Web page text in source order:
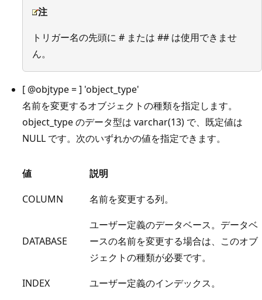
注
トリガー名の先頭に # または ## は使用できませ
ん。
[ @objtype= ] 'object_type'
名前を変更するオブジェクトの種類を指定します。
object_type のデータ型は varchar(13) で、既定値は
NULL です。次のいずれかの値を指定できます。
値
説明
COLUMN
名前を変更する列。
DATABASE
ユーザー定義のデータベース。データベ
ースの名前を変更する場合は、このオブ
ジェクトの種類が必要です。
INDEX
ユーザー定義のインデックス。